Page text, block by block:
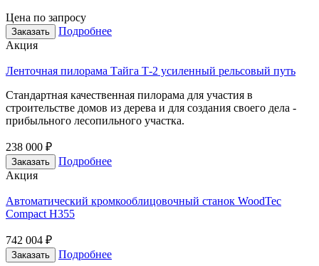
Цена по запросу
Заказать
Подробнее
Акция
Ленточная пилорама Тайга Т-2 усиленный рельсовый путь
Стандартная качественная пилорама для участия в
строительстве домов из дерева и для создания своего дела -
прибыльного лесопильного участка.
238 000 ₽
Заказать
Подробнее
Акция
Автоматический кромкооблицовочный станок WoodTec
Compact H355
742 004 ₽
Заказать Подробнее